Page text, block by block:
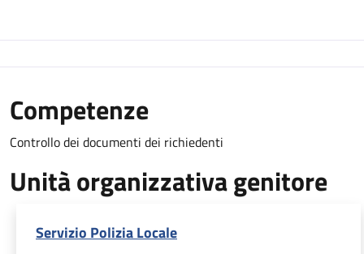
Competenze
Controllo dei documenti dei richiedenti
Unità organizzativa genitore
Servizio Polizia Locale